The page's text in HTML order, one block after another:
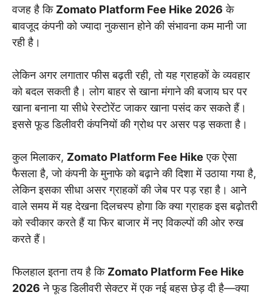
वजह है कि Zomato Platform Fee Hike 2026 के
बावजूद कंपनी को ज्यादा नुकसान होने की संभावना कम मानी जा
रही है।
लेकिन अगर लगातार फीस बढ़ती रही, तो यह ग्राहकों के व्यवहार
को बदल सकती है। लोग बाहर से खाना मंगाने की बजाय घर पर
खाना बनाना या सीधे रेस्टोरेंट जाकर खाना पसंद कर सकते हैं।
इससे फूड डिलीवरी कंपनियों की ग्रोथ पर असर पड़ सकता है।
कुल मिलाकर, Zomato Platform Fee Hike एक ऐसा
फैसला है, जो कंपनी के मुनाफे को बढ़ाने की दिशा में उठाया गया है,
लेकिन इसका सीधा असर ग्राहकों की जेब पर पड़ रहा है। आने
वाले समय में यह देखना दिलचस्प होगा कि क्या ग्राहक इस बढ़ोतरी
को स्वीकार करते हैं या फिर बाजार में नए विकल्पों की ओर रुख
करते हैं।
फिलहाल इतना तय है कि Zomato Platform Fee Hike
2026 ने फूड डिलीवरी सेक्टर में एक नई बहस छेड़ दी है—क्या